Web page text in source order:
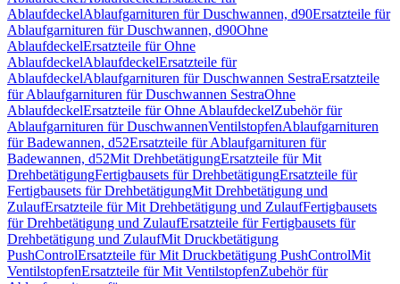
AblaufdeckelAblaufgarnituren für Duschwannen, d90Ersatzteile für
Ablaufgarnituren für Duschwannen, d90Ohne
AblaufdeckelErsatzteile für Ohne
AblaufdeckelAblaufdeckelErsatzteile für
AblaufdeckelAblaufgarnituren für Duschwannen SestraErsatzteile
für Ablaufgarnituren für Duschwannen SestraOhne
AblaufdeckelErsatzteile für Ohne AblaufdeckelZubehör für
Ablaufgarnituren für DuschwannenVentilstopfenAblaufgarnituren
für Badewannen, d52Ersatzteile für Ablaufgarnituren für
Badewannen, d52Mit DrehbetätigungErsatzteile für Mit
DrehbetätigungFertigbausets für DrehbetätigungErsatzteile für
Fertigbausets für DrehbetätigungMit Drehbetätigung und
ZulaufErsatzteile für Mit Drehbetätigung und ZulaufFertigbausets
für Drehbetätigung und ZulaufErsatzteile für Fertigbausets für
Drehbetätigung und ZulaufMit Druckbetätigung
PushControlErsatzteile für Mit Druckbetätigung PushControlMit
VentilstopfenErsatzteile für Mit VentilstopfenZubehör für